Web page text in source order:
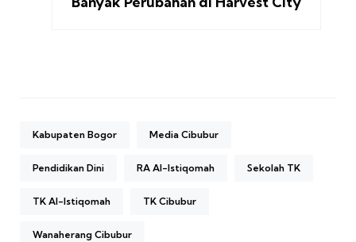
Kabupaten Bogor Media Cibubur
Pendidikan Dini RA Al-Istiqomah Sekolah TK
TK Al-Istiqomah TK Cibubur
Wanaherang Cibubur